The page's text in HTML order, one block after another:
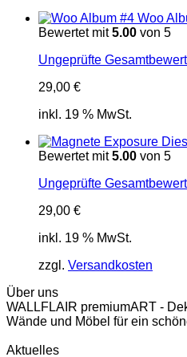
Woo
Bewertet mit5.00 von 5
Ungeprüfte
29,00 €
inkl. 19 % MwSt.
Bewertet mit5.00 von 5
Ungeprüfte
29,00 €
inkl. 19 % MwSt.
zzgl. Versandkosten
Über uns
WALLFLAIR premiumART -
Wände und Möbel für ein
Aktuelles